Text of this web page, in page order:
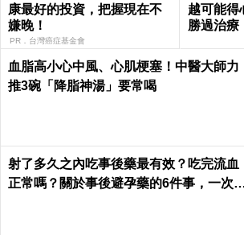
康最好的投資，把握現在不
嫌晚！
PR．台灣癌症基金會
越可能
勝過治療
血脂高小心中風、心肌梗塞！中醫大師力
推3碗「降脂神湯」要常喝
射了多久之內吃事後藥最有效？吃完流血
正常嗎？關於事後避孕藥的6件事，一次